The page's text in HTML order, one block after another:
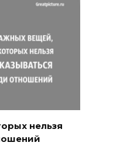
нельзя